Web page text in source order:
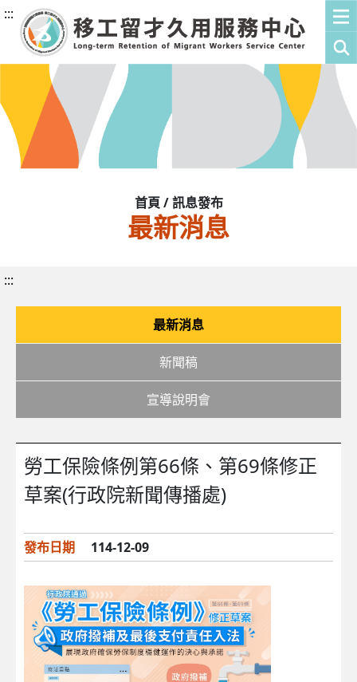
:::
首頁 / 訊息發布
最新消息
:::
最新消息
新聞稿
宣導說明會
勞工保險條例第66條、第69條修正
草案(行政院新聞傳播處)
發布日期 114-12-09